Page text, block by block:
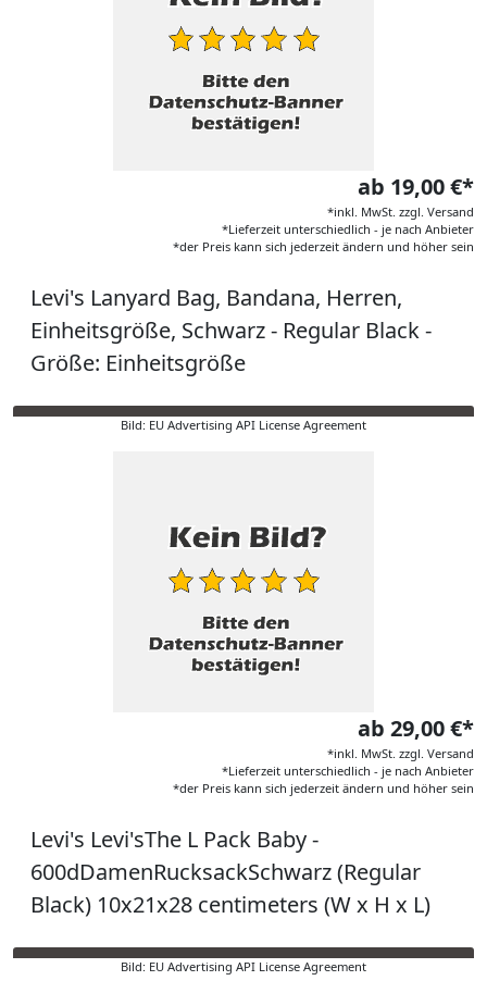
ab 19,00 €*
*inkl. MwSt. zzgl. Versand
*Lieferzeit unterschiedlich - je nach Anbieter
*der Preis kann sich jederzeit ändern und höher sein
Levi's Lanyard Bag, Bandana, Herren,
Einheitsgröße, Schwarz - Regular Black -
Größe: Einheitsgröße
Bild: EU Advertising API License Agreement
ab 29,00 €*
*inkl. MwSt. zzgl. Versand
*Lieferzeit unterschiedlich - je nach Anbieter
*der Preis kann sich jederzeit ändern und höher sein
Levi's Levi'sThe L Pack Baby -
600dDamenRucksackSchwarz (Regular
Black) 10x21x28 centimeters (W x H x L)
Bild: EU Advertising API License Agreement